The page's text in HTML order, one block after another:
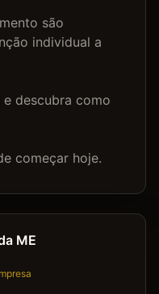
são
individual a
descubra como
começar hoje.
ME